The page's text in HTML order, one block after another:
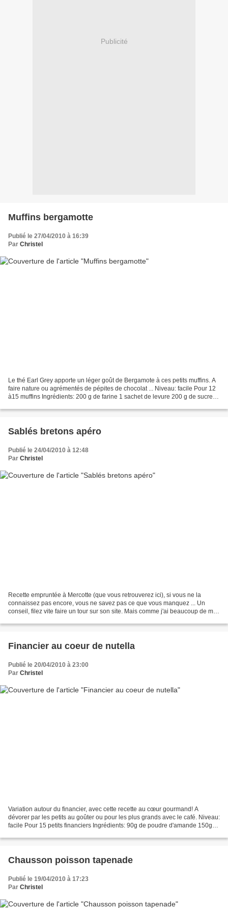
Publicité
Muffins bergamotte
Publié le 27/04/2010 à 16:39
Par Christel
Le thé Earl Grey apporte un léger goût de Bergamote à ces petits muffins. A
faire nature ou agrémentés de pépites de chocolat ... Niveau: facile Pour 12
à15 muffins Ingrédients: 200 g de farine 1 sachet de levure 200 g de sucre 1
Sablés bretons apéro
Publié le 24/04/2010 à 12:48
Par Christel
Recette empruntée à Mercotte (que vous retrouverez ici), si vous ne la
connaissez pas encore, vous ne savez pas ce que vous manquez ... Un
conseil, filez vite faire un tour sur son site. Mais comme j'ai beaucoup de mal
Financier au coeur de nutella
Publié le 20/04/2010 à 23:00
Par Christel
Variation autour du financier, avec cette recette au cœur gourmand! A
dévorer par les petits au goûter ou pour les plus grands avec le café. Niveau:
facile Pour 15 petits financiers Ingrédients: 90g de poudre d'amande 150g
Chausson poisson tapenade
Publié le 19/04/2010 à 17:23
Par Christel